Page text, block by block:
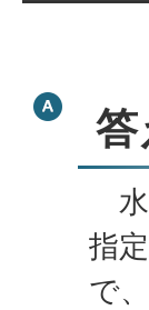
答
水
指
で